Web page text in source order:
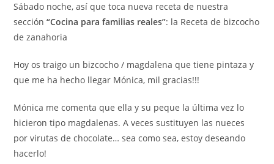
Sábado noche, así que toca nueva receta de nuestra
sección“Cocina para familias reales”: la Receta de bizcocho
de zanahoria
Hoy os traigo un bizcocho / magdalena que tiene pintaza y
que me ha hecho llegar Mónica, mil gracias!!!
Mónica me comenta que ella y su peque la última vez lo
hicieron tipo magdalenas. A veces sustituyen las nueces
por virutas de chocolate… sea como sea, estoy deseando
hacerlo!